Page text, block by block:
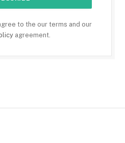
to the our terms and our
agreement.